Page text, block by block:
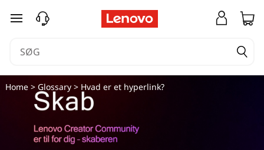
spring til hovedindhold
Home> Glossary> Hvad er et hyperlink?